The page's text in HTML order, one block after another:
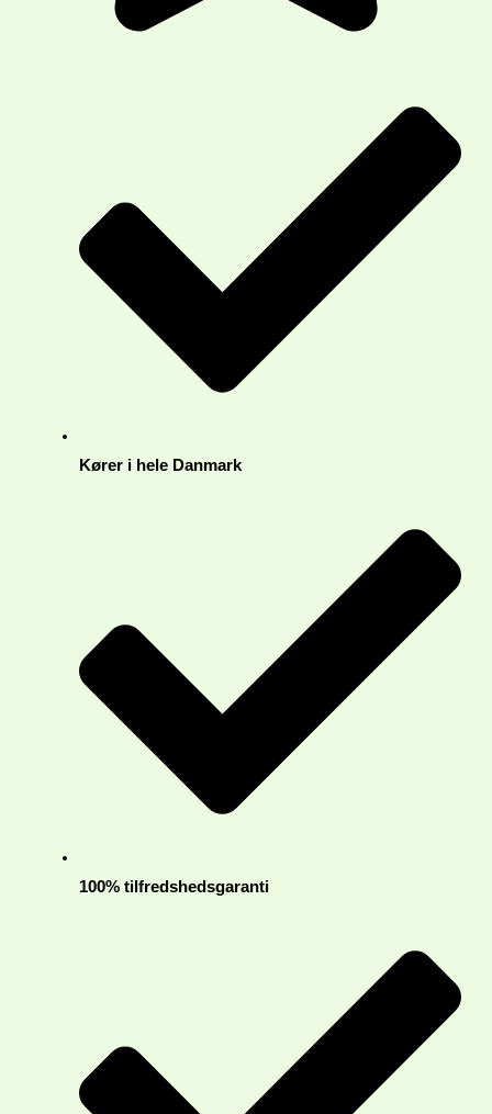
Kører i hele Danmark
100% tilfredshedsgaranti